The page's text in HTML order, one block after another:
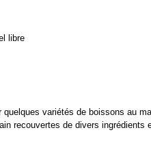
libre
variétés de boissons au
recouvertes de divers ingrédients